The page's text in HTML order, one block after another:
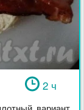
2 ч